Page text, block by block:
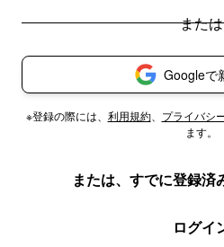
Googleで
※登録の際には、 利用規約、 プライバシ
ます。
または、すでに登録済
ログイ